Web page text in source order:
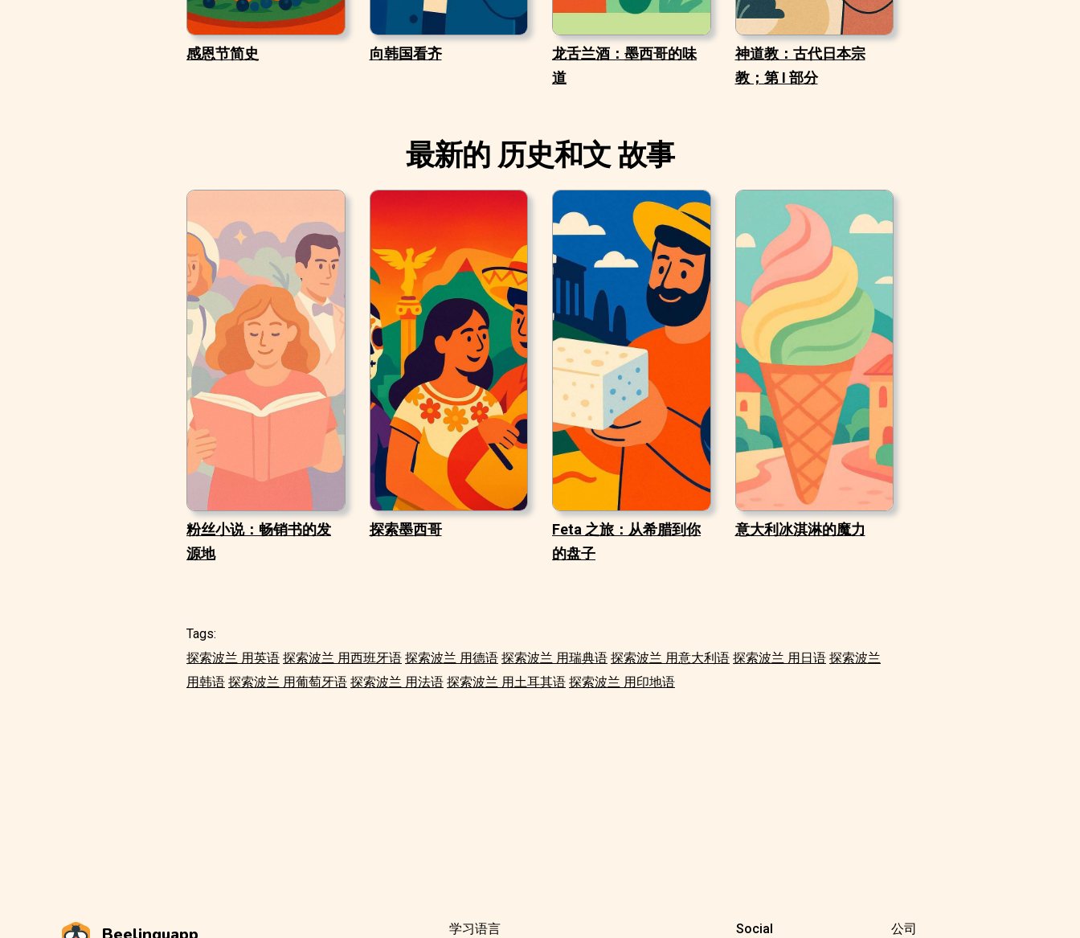
感恩节简史 向韩国看齐
龙舌兰酒：墨西哥的味
道
神道教：古代日本宗
教；第 I 部分
最新的 历史和文 故事
粉丝小说：畅销书的发
源地
探索墨西哥
Feta 之旅：从希腊到你
的盘子
意大利冰淇淋的魔力
Tags:
探索波兰 用英语 探索波兰 用西班牙语 探索波兰 用德语 探索波兰 用瑞典语 探索波兰 用意大利语 探索波兰 用日语 探索波兰
用韩语 探索波兰 用葡萄牙语 探索波兰 用法语 探索波兰 用土耳其语 探索波兰 用印地语
学习语言 Social 公司